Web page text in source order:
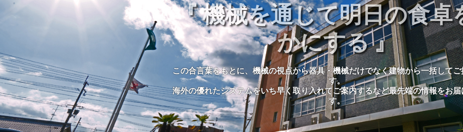
『 機械を通じて明日の食卓
かにする 』
この合言葉をもとに、機械の視点から器具・機械だけでなく建物から一括して
す。
海外の優れたシステムをいち早く取り入れてご案内するなど最先端の情報をお
す。